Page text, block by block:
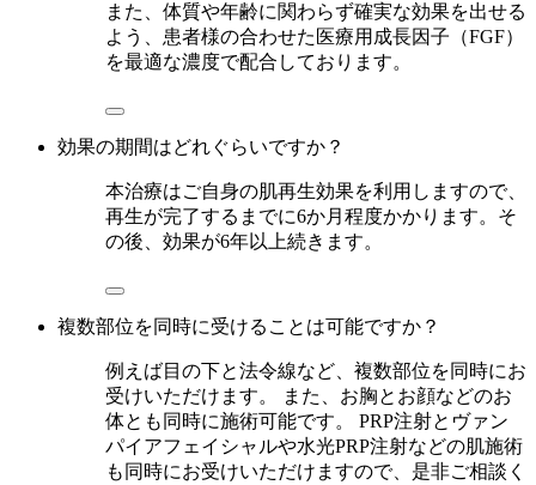
また、体質や年齢に関わらず確実な効果を出せる
よう、患者様の合わせた医療用成長因子（FGF）
を最適な濃度で配合しております。
効果の期間はどれぐらいですか？
本治療はご自身の肌再生効果を利用しますので、
再生が完了するまでに6か月程度かかります。そ
の後、効果が6年以上続きます。
複数部位を同時に受けることは可能ですか？
例えば目の下と法令線など、複数部位を同時にお
受けいただけます。 また、お胸とお顔などのお
体とも同時に施術可能です。 PRP注射とヴァン
パイアフェイシャルや水光PRP注射などの肌施術
も同時にお受けいただけますので、是非ご相談く